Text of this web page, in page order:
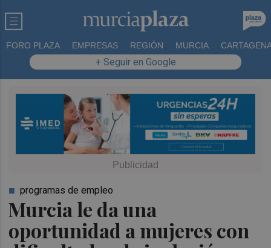
FORO PLAZA EMPRESAS REGIÓN MURCIA
+ Seguir en Google
Murcia le da una
oportunidad a mujeres con
programas de empleo